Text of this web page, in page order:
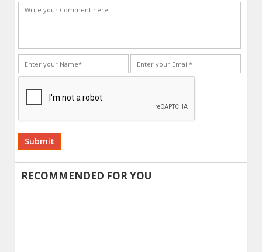
Alternative:
RECOMMENDED FOR YOU